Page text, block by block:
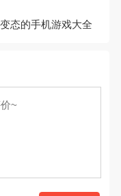
态的手机游戏大全